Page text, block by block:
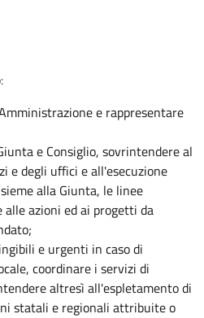
e rappresentare
e Consiglio, sovrintendere al
e degli uffici e all'esecuzione
alla Giunta, le linee
azioni ed ai progetti da
e urgenti in caso di
coordinare i servizi di
altresì all'espletamento di
statali e regionali attribuite o